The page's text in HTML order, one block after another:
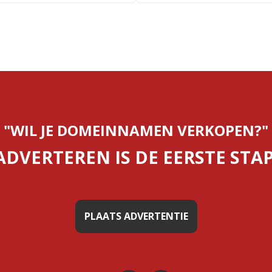
"WIL JE DOMEINNAMEN VERKOPEN?"
IS DE EERSTE
PLAATS ADVERTENTIE